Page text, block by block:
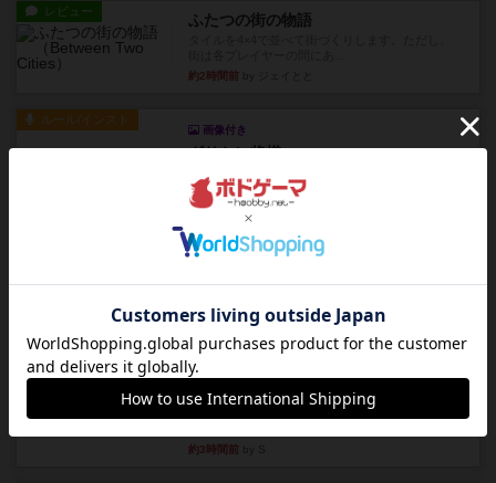
レビュー ふたつの街の物語
約2時間前
ルール/インスト
画像付き
ざりかに将棋
ーム入門作品です♪(＾＾)...
約2時間前 by あんちっく
エージェントアベニュー
約3時間前 by daisdice
レビュー
ウイングスパン
約3時間前